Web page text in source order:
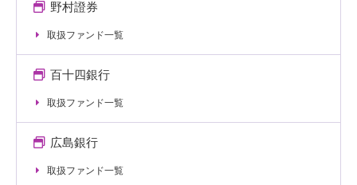
野村證券
取扱ファンド一覧
百十四銀行
取扱ファンド一覧
広島銀行
取扱ファンド一覧